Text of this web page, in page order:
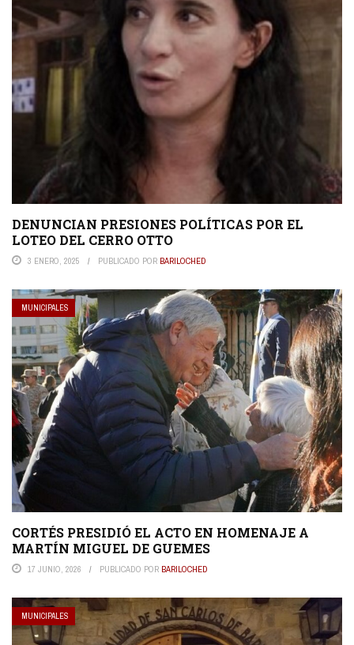
DENUNCIAN PRESIONES POLÍTICAS POR EL
LOTEO DEL CERRO OTTO
3 ENERO, 2025 PUBLICADO POR BARILOCHED
MUNICIPALES
CORTÉS PRESIDIÓ EL ACTO EN HOMENAJE A
MARTÍN MIGUEL DE GUEMES
17 JUNIO, 2026 PUBLICADO POR BARILOCHED
MUNICIPALES